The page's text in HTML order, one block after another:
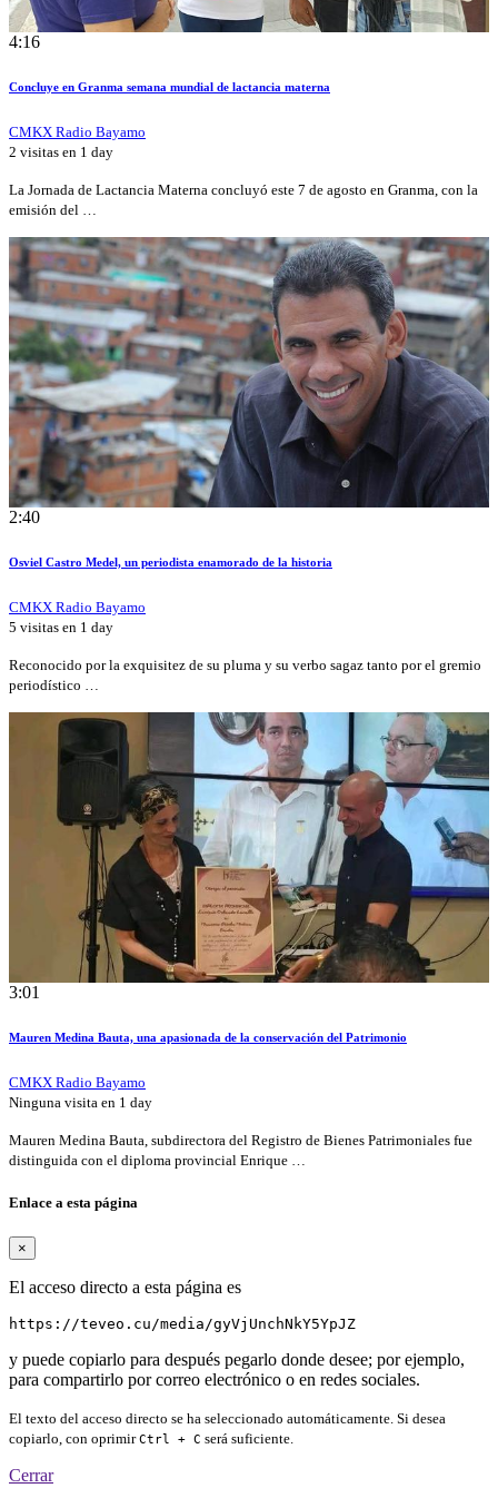
4:16
Concluye en Granma semana mundial de lactancia materna
CMKX Radio Bayamo
2 visitas en 1 day
La Jornada de Lactancia Materna concluyó este 7 de agosto en Granma, con la
emisión del …
2:40
Osviel Castro Medel, un periodista enamorado de la historia
CMKX Radio Bayamo
5 visitas en 1 day
Reconocido por la exquisitez de su pluma y su verbo sagaz tanto por el gremio
periodístico …
3:01
Mauren Medina Bauta, una apasionada de la conservación del Patrimonio
CMKX Radio Bayamo
Ninguna visita en 1 day
Mauren Medina Bauta, subdirectora del Registro de Bienes Patrimoniales fue
distinguida con el diploma provincial Enrique …
Enlace a esta página
×
El acceso directo a esta página es
https://teveo.cu/media/gyVjUnchNkY5YpJZ
y puede copiarlo para después pegarlo donde desee; por ejemplo,
para compartirlo por correo electrónico o en redes sociales.
El texto del acceso directo se ha seleccionado automáticamente. Si desea
copiarlo, con oprimirCtrl + C será suficiente.
Cerrar